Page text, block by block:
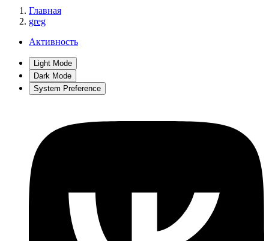
Главная
greg
Активность
Light Mode
Dark Mode
System Preference